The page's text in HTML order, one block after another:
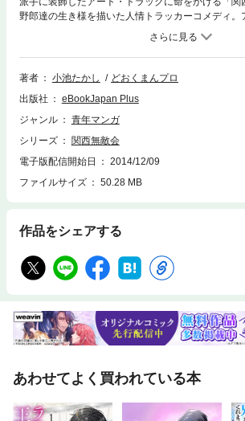
野郎達の生き様を描いた人情トラッカーコメディ。
れて関西無敵会に入りたいと思い、トラック野郎の
なった青年・田中（たなか）。そこへやってきた関
（あかもり）の豪華なアート・トラックに感動する
ループ・男船団の派手に改造したトラックの写真を
著者 小池たかし
どおくまんプロ
出版社
eBookJapan Plus
ジャンル
青年マンガ
シリーズ
関西無敵会
電子版配信開始日
2014/12/09
ファイルサイズ
50.28 MB
作品をシェアする
あわせてよく買われている本